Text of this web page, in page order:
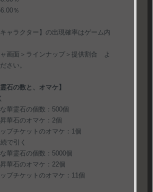
％
ャラクター】の出現確率はゲーム内
＞ラインナップ＞提供割合 よ
さい。
石の数と、オマケ】
石の個数：500個
石のオマケ：2個
ケットのオマケ：1個
で引く
石の個数：5000個
のオマケ：22個
ケットのオマケ：11個